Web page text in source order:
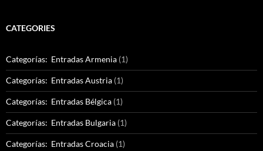
CATEGORIES
Categorías: Entradas Armenia (1)
Categorías: Entradas Austria (1)
Categorías: Entradas Bélgica (1)
Categorías: Entradas Bulgaria (1)
Categorías: Entradas Croacia (1)